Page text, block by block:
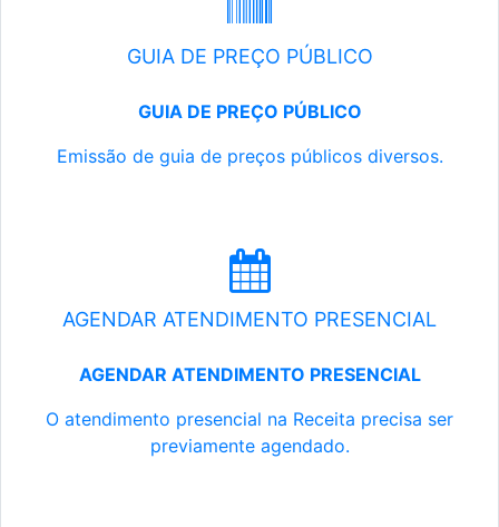
GUIA DE PREÇO PÚBLICO
GUIA DE PREÇO PÚBLICO
Emissão de guia de preços públicos diversos.
AGENDAR ATENDIMENTO PRESENCIAL
AGENDAR ATENDIMENTO PRESENCIAL
O atendimento presencial na Receita precisa ser
previamente agendado.